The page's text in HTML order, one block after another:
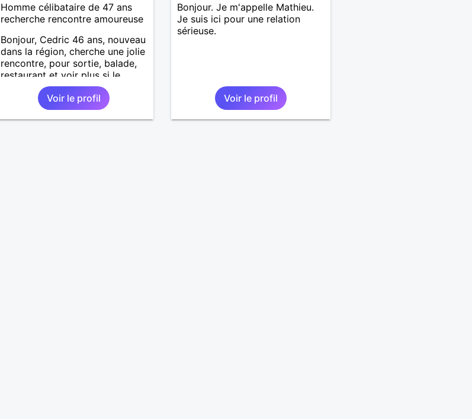
Homme célibataire de 47 ans
recherche rencontre amoureuse
Bonjour, Cedric 46 ans, nouveau
dans la région, cherche une jolie
rencontre, pour sortie, balade,
restaurant et voir plus si le
courant passe. Je suis sociable,
souriant, patient, j’aime rire et
plaisanter..
Voir le profil
Bonjour. Je m'appelle Mathieu.
Je suis ici pour une relation
sérieuse.
Voir le profil